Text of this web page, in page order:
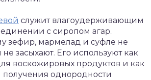
служит влагоудерживающим
с сиропом агар.
зефир, мармелад и суфле не
засыхают. Его используют как
воскожировых продуктов и как
получения однородности